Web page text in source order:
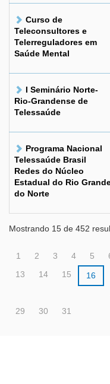
Curso de
Teleconsultores e
Telerreguladores em
Saúde Mental
I Seminário Norte-
Rio-Grandense de
Telessaúde
Programa Nacional
Telessaúde Brasil
Redes do Núcleo
Estadual do Rio
do Norte
Mostrando 15 de 452
1 2 3 4 5
13
14 15 16
29
30 31